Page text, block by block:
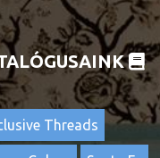
Threads